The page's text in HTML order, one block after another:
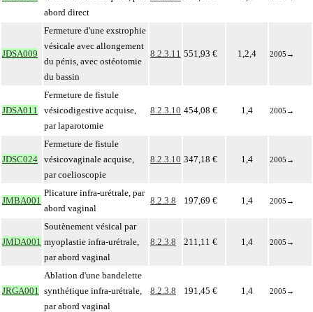
abord direct
JDSA009
Fermeture d'une exstrophie
vésicale avec allongement
du pénis, avec ostéotomie
du bassin
8.2.3.11 551,93 € 1,2,4 2005 →
JDSA011
Fermeture de fistule
vésicodigestive acquise,
par laparotomie
8.2.3.10 454,08 € 1,4 2005 →
JDSC024
Fermeture de fistule
vésicovaginale acquise,
par coelioscopie
8.2.3.10 347,18 € 1,4 2005 →
JMBA001
Plicature infra-urétrale, par
abord vaginal
8.2.3.8 197,69 € 1,4 2005 →
JMDA001
Soutènement vésical par
myoplastie infra-urétrale,
par abord vaginal
8.2.3.8 211,11 € 1,4 2005 →
JRGA001
Ablation d'une bandelette
synthétique infra-urétrale,
par abord vaginal
8.2.3.8 191,45 € 1,4 2005 →